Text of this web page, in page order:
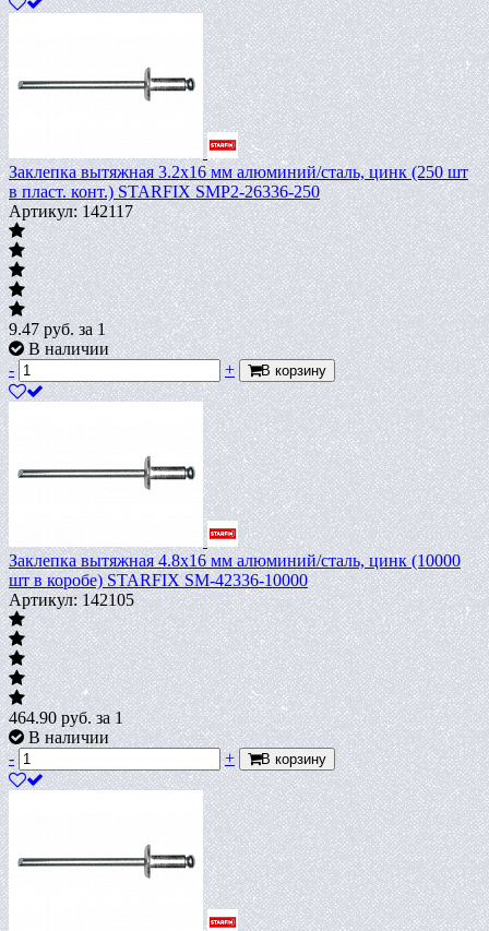
Заклепка вытяжная 3.2х16 мм алюминий/сталь, цинк (250 шт
в пласт. конт.) STARFIX SMP2-26336-250
Артикул: 142117
9.47руб.за 1
В наличии
-
+ В корзину
Заклепка вытяжная 4.8х16 мм алюминий/сталь, цинк (10000
шт в коробе) STARFIX SM-42336-10000
Артикул: 142105
464.90руб.за 1
В наличии
-
+ В корзину